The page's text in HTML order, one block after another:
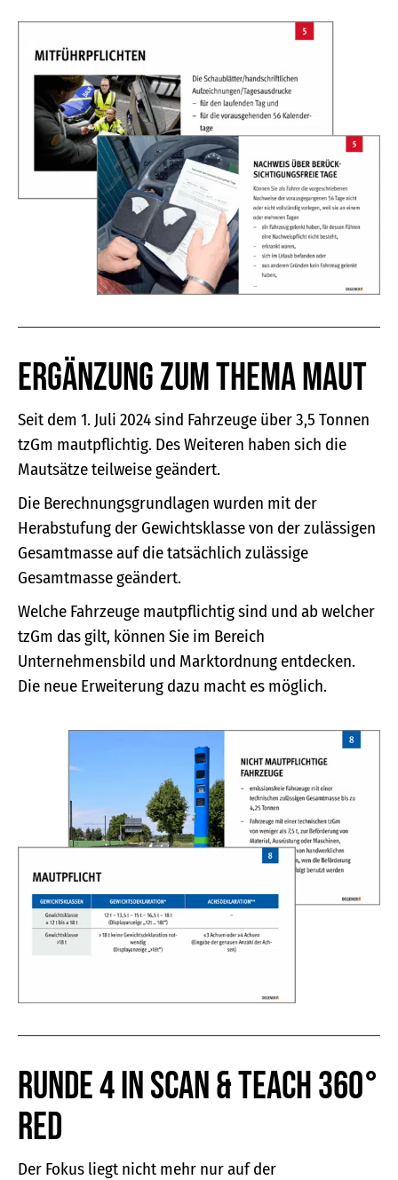
Ergänzung zum Thema Maut
Seit dem 1. Juli 2024 sind Fahrzeuge über 3,5 Tonnen
tzGm mautpflichtig. Des Weiteren haben sich die
Mautsätze teilweise geändert.
Die Berechnungsgrundlagen wurden mit der
Herabstufung der Gewichtsklasse von der zulässigen
Gesamtmasse auf die tatsächlich zulässige
Gesamtmasse geändert.
Welche Fahrzeuge mautpflichtig sind und ab welcher
tzGm das gilt, können Sie im Bereich
Unternehmensbild und Marktordnung entdecken.
Die neue Erweiterung dazu macht es möglich.
Runde 4 in SCAN & TEACH 360°
RED
Der Fokus liegt nicht mehr nur auf der